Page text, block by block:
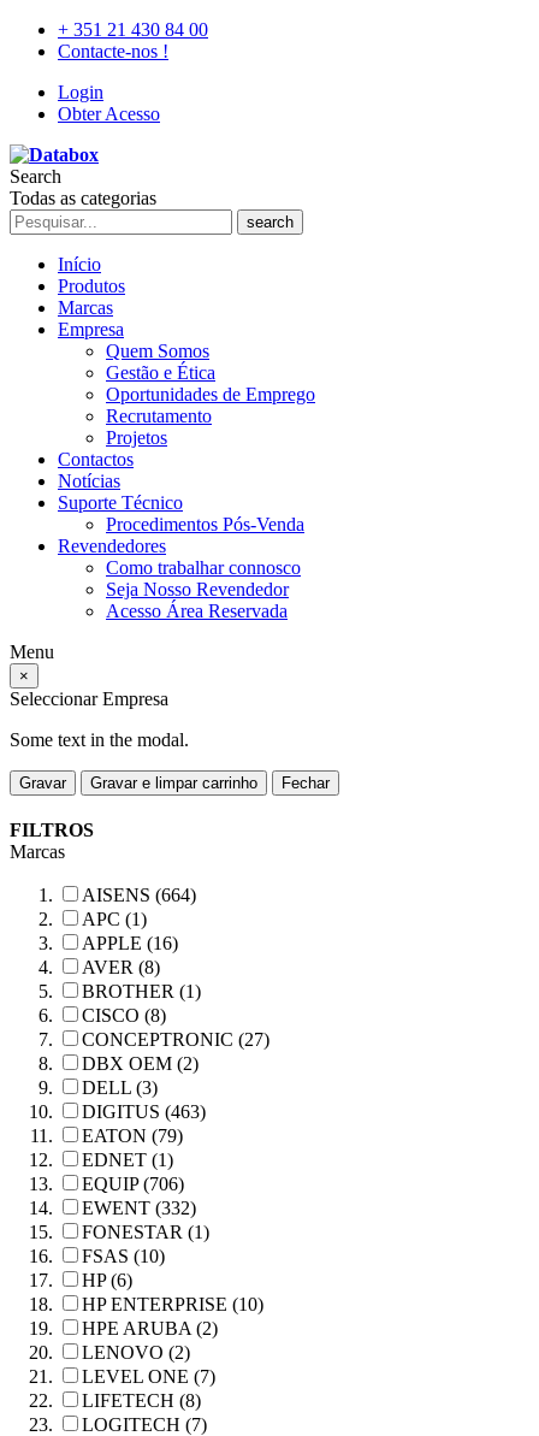
+ 351 21 430 84 00
Contacte-nos !
Login
Obter Acesso
Search
Todas as categorias
search
Início
Produtos
Marcas
Empresa
Quem Somos
Gestão e Ética
Oportunidades de Emprego
Recrutamento
Projetos
Contactos
Notícias
Suporte Técnico
Procedimentos Pós-Venda
Revendedores
Como trabalhar connosco
Seja Nosso Revendedor
Acesso Área Reservada
Menu
×
Seleccionar Empresa
Some text in the modal.
Gravar Gravar e limpar carrinho Fechar
FILTROS
Marcas
AISENS (664)
APC (1)
APPLE (16)
AVER (8)
BROTHER (1)
CISCO (8)
CONCEPTRONIC (27)
DBX OEM (2)
DELL (3)
DIGITUS (463)
EATON (79)
EDNET (1)
EQUIP (706)
EWENT (332)
FONESTAR (1)
FSAS (10)
HP (6)
HP ENTERPRISE (10)
HPE ARUBA (2)
LENOVO (2)
LEVEL ONE (7)
LIFETECH (8)
LOGITECH (7)